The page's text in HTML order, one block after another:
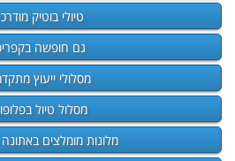
טיולי בוטיק
גם חופשה
מסלולי ייעוץ
מסלול טיול
מלונות מומלצים